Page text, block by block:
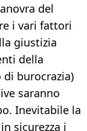
del
i vari fattori
giustizia
della
di burocrazia)
saranno
Inevitabile la
sicurezza i